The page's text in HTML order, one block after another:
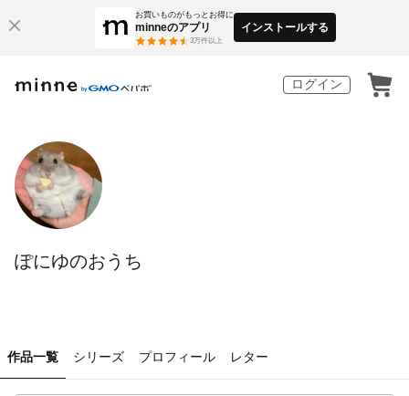
お買いものがもっとお得に
minneのアプリ
3万件以上
インストールする
ログイン
ぽにゆのおうち
作品一覧 シリーズ プロフィール レター